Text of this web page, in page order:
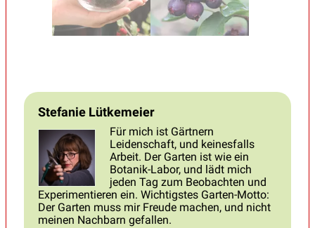
Stefanie Lütkemeier
Für mich ist Gärtnern
Leidenschaft, und keinesfalls
Arbeit. Der Garten ist wie ein
Botanik-Labor, und lädt mich
jeden Tag zum Beobachten und
Experimentieren ein. Wichtigstes Garten-Motto:
Der Garten muss mir Freude machen, und nicht
meinen Nachbarn gefallen.